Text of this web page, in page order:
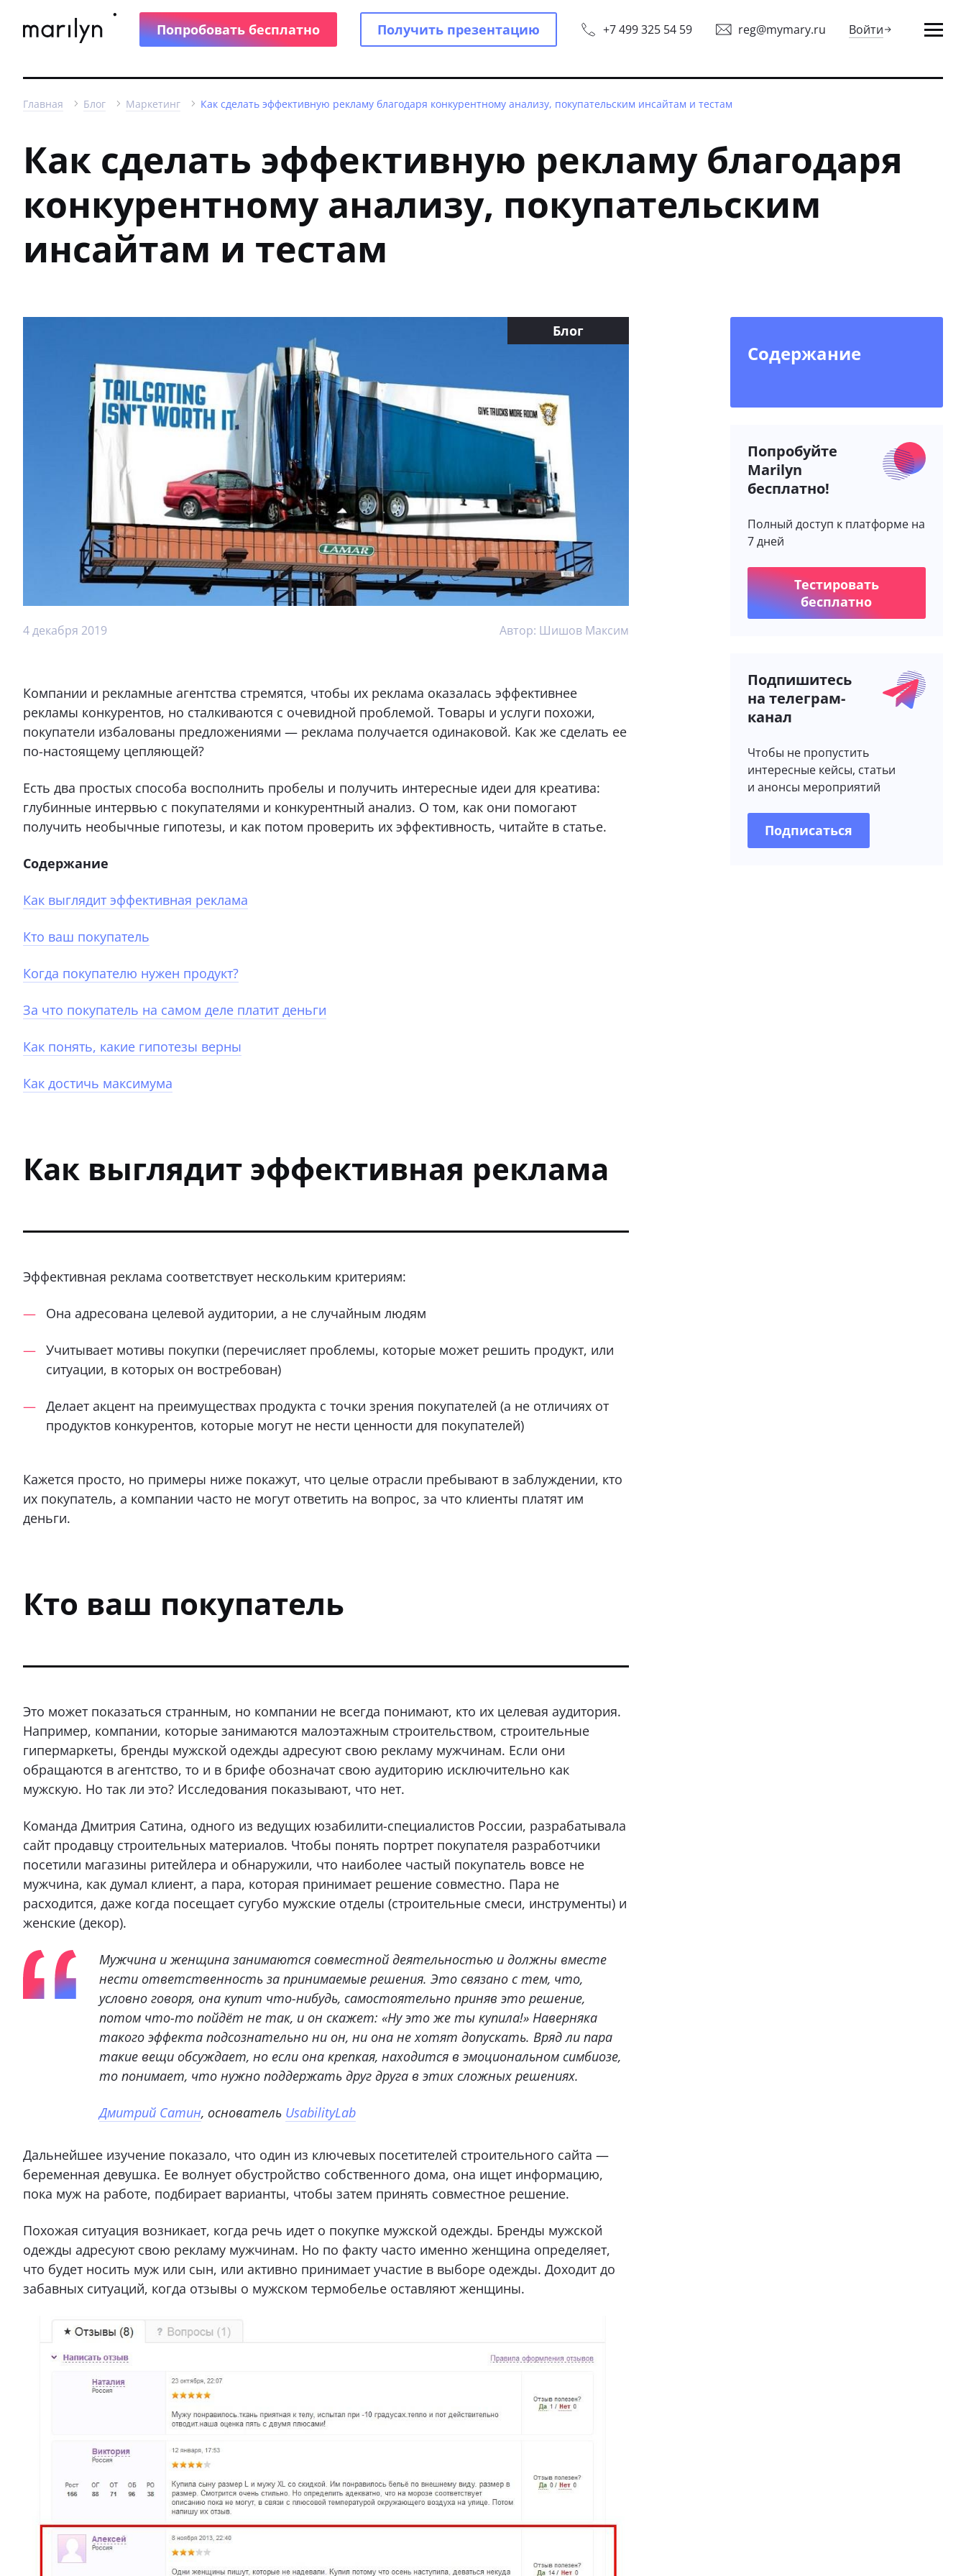
Попробовать бесплатно Получить презентацию +7 499 325 54 59 reg@mymary.ru Войти
Главная Блог Маркетинг Как сделать эффективную рекламу благодаря конкурентному анализу, покупательским инсайтам и тестам
Как сделать эффективную рекламу благодаря
конкурентному анализу, покупательским
инсайтам и тестам
Содержание
Попробуйте
Marilyn
бесплатно!
Полный доступ к платформе на
7 дней
Тестировать
бесплатно
Подпишитесь
на телеграм-
канал
Чтобы не пропустить
интересные кейсы, статьи
и анонсы мероприятий
Подписаться
Блог
4 декабря 2019 Автор: Шишов Максим
Компании и рекламные агентства стремятся, чтобы их реклама оказалась эффективнее
рекламы конкурентов, но сталкиваются с очевидной проблемой. Товары и услуги похожи,
покупатели избалованы предложениями — реклама получается одинаковой. Как же сделать ее
по-настоящему цепляющей?
Есть два простых способа восполнить пробелы и получить интересные идеи для креатива:
глубинные интервью с покупателями и конкурентный анализ. О том, как они помогают
получить необычные гипотезы, и как потом проверить их эффективность, читайте в статье.
Содержание
Как выглядит эффективная реклама
Кто ваш покупатель
Когда покупателю нужен продукт?
За что покупатель на самом деле платит деньги
Как понять, какие гипотезы верны
Как достичь максимума
Как выглядит эффективная реклама
Эффективная реклама соответствует нескольким критериям:
Она адресована целевой аудитории, а не случайным людям
Учитывает мотивы покупки (перечисляет проблемы, которые может решить продукт, или
ситуации, в которых он востребован)
Делает акцент на преимуществах продукта с точки зрения покупателей (а не отличиях от
продуктов конкурентов, которые могут не нести ценности для покупателей)
Кажется просто, но примеры ниже покажут, что целые отрасли пребывают в заблуждении, кто
их покупатель, а компании часто не могут ответить на вопрос, за что клиенты платят им
деньги.
Кто ваш покупатель
Это может показаться странным, но компании не всегда понимают, кто их целевая аудитория.
Например, компании, которые занимаются малоэтажным строительством, строительные
гипермаркеты, бренды мужской одежды адресуют свою рекламу мужчинам. Если они
обращаются в агентство, то и в брифе обозначат свою аудиторию исключительно как
мужскую. Но так ли это? Исследования показывают, что нет.
Команда Дмитрия Сатина, одного из ведущих юзабилити-специалистов России, разрабатывала
сайт продавцу строительных материалов. Чтобы понять портрет покупателя разработчики
посетили магазины ритейлера и обнаружили, что наиболее частый покупатель вовсе не
мужчина, как думал клиент, а пара, которая принимает решение совместно. Пара не
расходится, даже когда посещает сугубо мужские отделы (строительные смеси, инструменты) и
женские (декор).
Мужчина и женщина занимаются совместной деятельностью и должны вместе
нести ответственность за принимаемые решения. Это связано с тем, что,
условно говоря, она купит что-нибудь, самостоятельно приняв это решение,
потом что-то пойдёт не так, и он скажет: «Ну это же ты купила!» Наверняка
такого эффекта подсознательно ни он, ни она не хотят допускать. Вряд ли пара
такие вещи обсуждает, но если она крепкая, находится в эмоциональном симбиозе,
то понимает, что нужно поддержать друг друга в этих сложных решениях.
Дмитрий Сатин, основатель UsabilityLab
Дальнейшее изучение показало, что один из ключевых посетителей строительного сайта —
беременная девушка. Ее волнует обустройство собственного дома, она ищет информацию,
пока муж на работе, подбирает варианты, чтобы затем принять совместное решение.
Похожая ситуация возникает, когда речь идет о покупке мужской одежды. Бренды мужской
одежды адресуют свою рекламу мужчинам. Но по факту часто именно женщина определяет,
что будет носить муж или сын, или активно принимает участие в выборе одежды. Доходит до
забавных ситуаций, когда отзывы о мужском термобелье оставляют женщины.